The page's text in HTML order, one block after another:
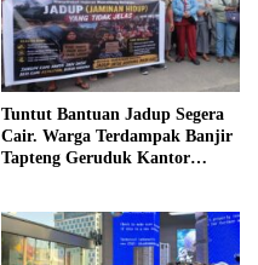
Tuntut Bantuan Jadup Segera
Cair. Warga Terdampak Banjir
Tapteng Geruduk Kantor